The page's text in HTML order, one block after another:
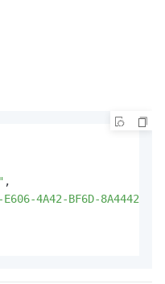
,
E606-4A42-BF6D-